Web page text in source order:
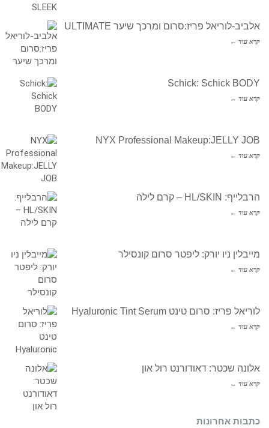
אלביב-לוריאל פריז:סרום ומרכך שיער ULTIMATE
קרא עוד ←
Schick: Schick BODY
קרא עוד ←
NYX Professional Makeup:JELLY JOB
קרא עוד ←
הרבלייף: HL/SKIN – קרם לילה
קרא עוד ←
מייבלין ניו יורק: ליפטר סרום קונסילר
קרא עוד ←
לוריאל פריז: סרום טינט Hyaluronic Tint Serum
קרא עוד ←
אלונה שכטר: דאודורנט רול און
קרא עוד ←
כתבות אחרונות